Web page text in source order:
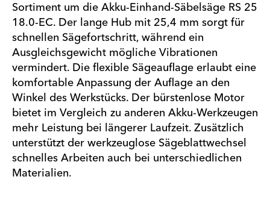
Sortiment um die Akku-Einhand-Säbelsäge RS 25
18.0-EC. Der lange Hub mit 25,4 mm sorgt für
schnellen Sägefortschritt, während ein
Ausgleichsgewicht mögliche Vibrationen
vermindert. Die flexible Sägeauflage erlaubt eine
komfortable Anpassung der Auflage an den
Winkel des Werkstücks. Der bürstenlose Motor
bietet im Vergleich zu anderen Akku-Werkzeugen
mehr Leistung bei längerer Laufzeit. Zusätzlich
unterstützt der werkzeuglose Sägeblattwechsel
schnelles Arbeiten auch bei unterschiedlichen
Materialien.